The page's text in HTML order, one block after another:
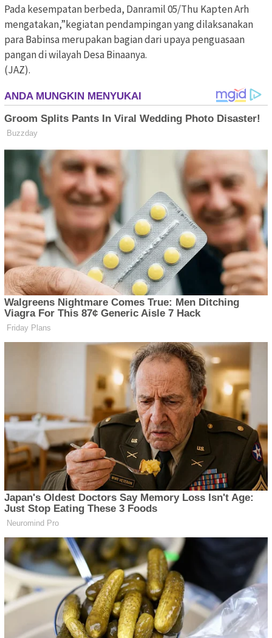
Pada kesempatan berbeda, Danramil 05/Thu Kapten Arh
mengatakan,”kegiatan pendampingan yang dilaksanakan
para Babinsa merupakan bagian dari upaya penguasaan
pangan di wilayah Desa Binaanya.
(JAZ).